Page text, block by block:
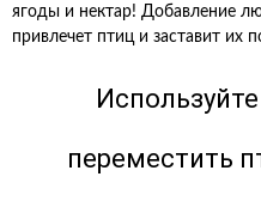
ягоды и нектар! Добавление
привлечет птиц и заставит их
переместить